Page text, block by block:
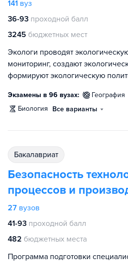
141 вуз
36-93 проходной балл
3245 бюджетных мест
Экологи проводят
мониторинг, создают
формируют экологическую
Экзамены в 96 вузах: география
биология
Все варианты
бакалавриат
Безопасность
процессов и
27 вузов
41-93 проходной балл
482 бюджетных места
Программа подготовки